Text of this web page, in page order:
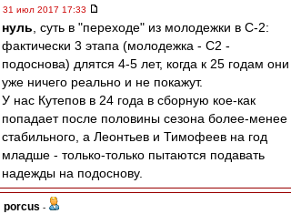
31 июл 2017 17:33
нуль , суть в "переходе" из молодежки в С-2:
фактически 3 этапа (молодежка - С2 -
подоснова) длятся 4-5 лет, когда к 25 годам они
уже ничего реально и не покажут.
У нас Кутепов в 24 года в сборную кое-как
попадает после половины сезона более-менее
стабильного, а Леонтьев и Тимофеев на год
младше - только-только пытаются подавать
надежды на подоснову.
porcus -